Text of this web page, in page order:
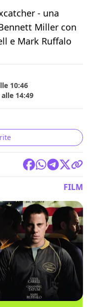
- una
Miller con
e Mark Ruffalo
10:46
14:49
FILM